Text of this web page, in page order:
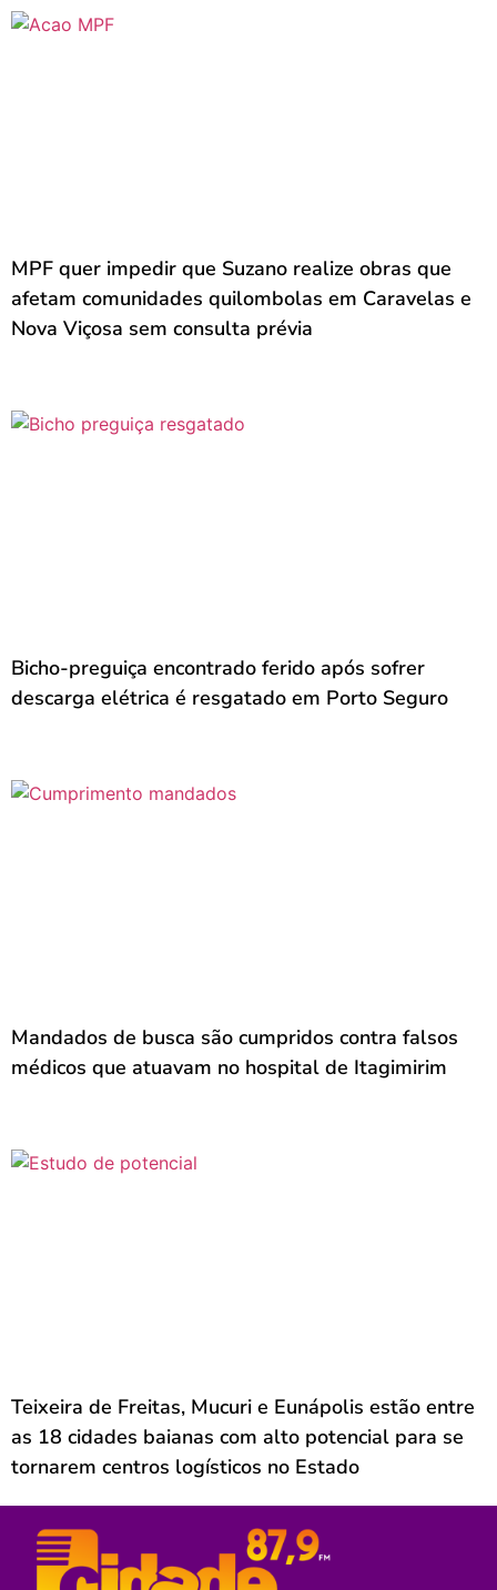
MPF quer impedir que Suzano realize obras que
afetam comunidades quilombolas em Caravelas e
Nova Viçosa sem consulta prévia
Bicho-preguiça encontrado ferido após sofrer
descarga elétrica é resgatado em Porto Seguro
Mandados de busca são cumpridos contra falsos
médicos que atuavam no hospital de Itagimirim
Teixeira de Freitas, Mucuri e Eunápolis estão entre
as 18 cidades baianas com alto potencial para se
tornarem centros logísticos no Estado